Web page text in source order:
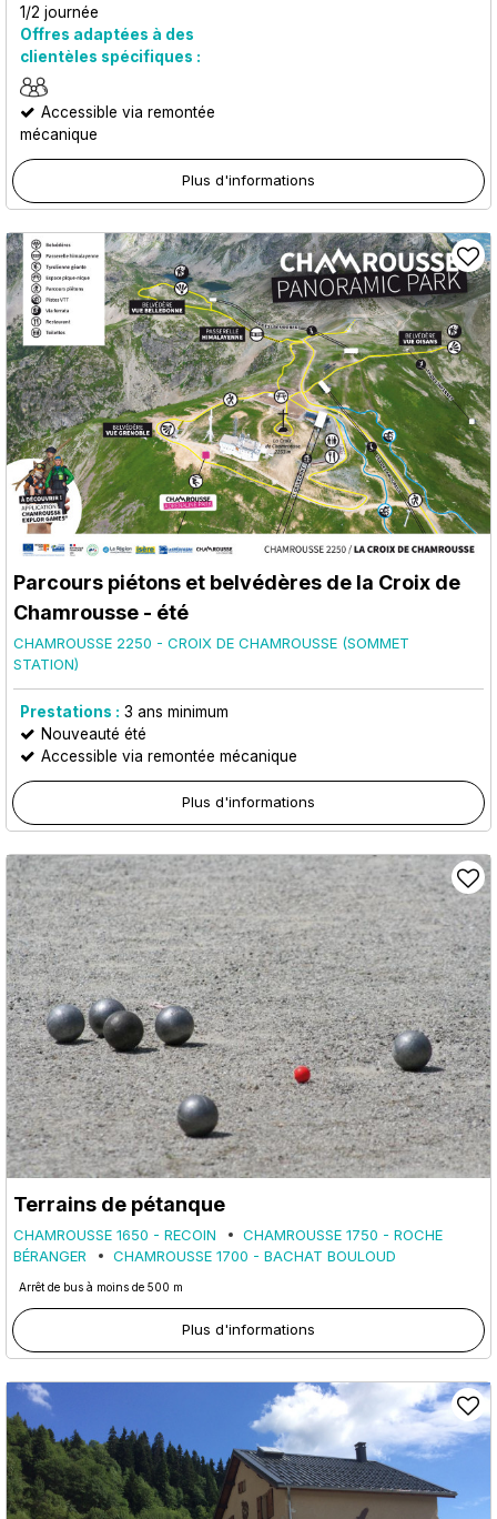
1/2 journée
Offres adaptées à des
clientèles spécifiques :
Accessible via remontée
mécanique
Plus d'informations
Parcours piétons et belvédères de la Croix de
Chamrousse - été
CHAMROUSSE 2250 - CROIX DE CHAMROUSSE (SOMMET
STATION)
Prestations : 3 ans minimum
Nouveauté été
Accessible via remontée mécanique
Plus d'informations
Terrains de pétanque
CHAMROUSSE 1650 - RECOIN
CHAMROUSSE 1750 - ROCHE
BÉRANGER
CHAMROUSSE 1700 - BACHAT BOULOUD
Arrêt de bus à moins de 500 m
Plus d'informations